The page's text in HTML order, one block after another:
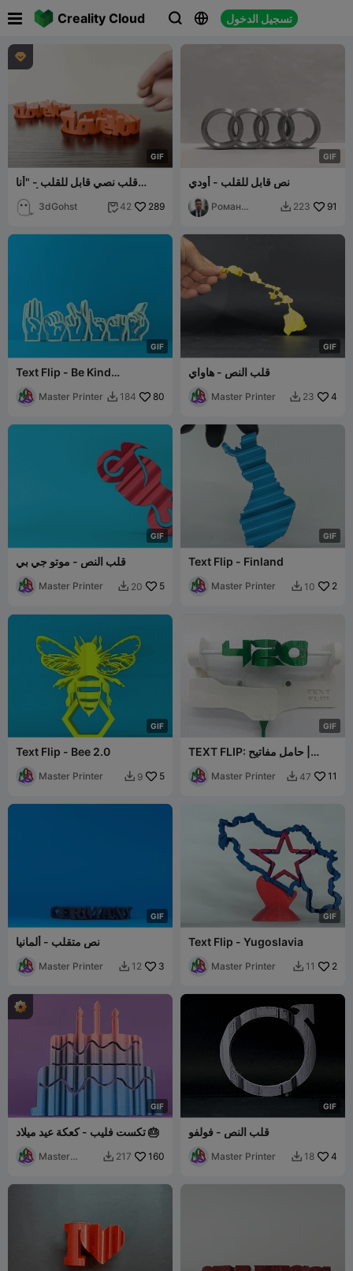
Creality Cloud   تسجيل الدخول
 
GIF

قلب نصي قابل للقلب - "أنا
3dGohst  42 289
GIF
نص قابل للقلب - أودي
Роман
 223 91
GIF
Text Flip - Be Kind
Master Printer  184 80
GIF
قلب النص - هاواي
Master Printer  23 4
GIF
قلب النص - موتو جي بي
Master Printer  20 5
GIF
Text Flip - Finland
Master Printer  10 2
GIF
Text Flip - Bee 2.0
Master Printer  9 5
GIF
TEXT FLIP: حامل مفاتيح |
Master Printer  47 11
GIF
نص متقلب - ألمانيا
Master Printer  12 3
GIF
Text Flip - Yugoslavia
Master Printer  11 2
GIF
تكست فليب - كعكة عيد ميلاد 🎂
Master
 217 160
GIF
قلب النص - فولفو
Master Printer  18 4